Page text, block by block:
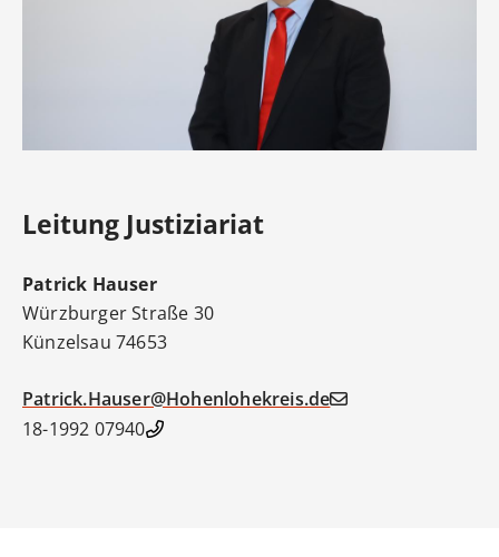
Leitung Justiziariat
Patrick Hauser
Würzburger Straße 30
74653
Künzelsau
Patrick.Hauser@Hohenlohekreis.de
07940 18-1992